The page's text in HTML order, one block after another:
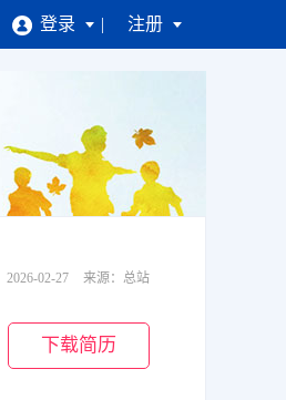
登录 注册
2026-02-27 来源：总站
下载简历